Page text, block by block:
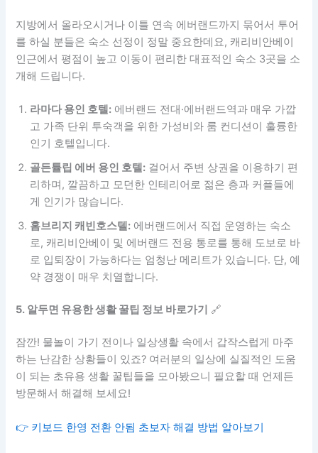
지방에서 올라오시거나 이틀 연속 에버랜드까지 묶어서 투어
를 하실 분들은 숙소 선정이 정말 중요한데요, 캐리비안베이
인근에서 평점이 높고 이동이 편리한 대표적인 숙소 3곳을 소
개해 드립니다.
라마다 용인 호텔: 에버랜드 전대·에버랜드역과 매우 가깝
고 가족 단위 투숙객을 위한 가성비와 룸 컨디션이 훌륭한
인기 호텔입니다.
골든튤립 에버 용인 호텔: 걸어서 주변 상권을 이용하기 편
리하며, 깔끔하고 모던한 인테리어로 젊은 층과 커플들에
게 인기가 많습니다.
홈브리지 캐빈호스텔: 에버랜드에서 직접 운영하는 숙소
로, 캐리비안베이 및 에버랜드 전용 통로를 통해 도보로 바
로 입퇴장이 가능하다는 엄청난 메리트가 있습니다. 단, 예
약 경쟁이 매우 치열합니다.
5. 알두면 유용한 생활 꿀팁 정보 바로가기 🔗
잠깐! 물놀이 가기 전이나 일상생활 속에서 갑작스럽게 마주
하는 난감한 상황들이 있죠? 여러분의 일상에 실질적인 도움
이 되는 초유용 생활 꿀팁들을 모아봤으니 필요할 때 언제든
방문해서 해결해 보세요!
👉 키보드 한영 전환 안됨 초보자 해결 방법 알아보기